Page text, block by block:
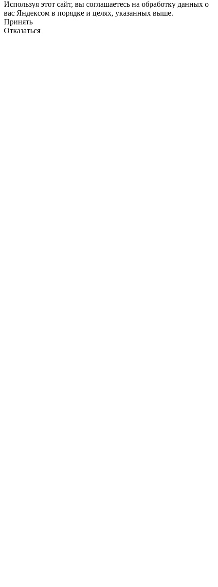
Используя этот сайт, вы соглашаетесь на обработку данных о
вас Яндексом в порядке и целях, указанных выше.
Принять
Отказаться